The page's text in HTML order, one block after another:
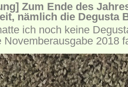
Zum Ende des
nämlich die Degusta
ich noch keine
Novemberausgabe 2018